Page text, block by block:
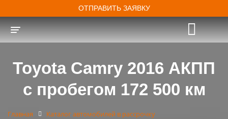
ОТПРАВИТЬ ЗАЯВКУ
Toyota Camry 2016 АКПП
с пробегом 172 500 км
Главная
Каталог автомобилей в рассрочку